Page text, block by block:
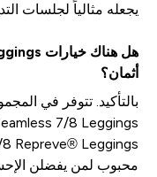
يجعله مثالياً لجلسات
أثمان؟
بالتأكيد. تتوفر في
محبوب لمن يفضلن